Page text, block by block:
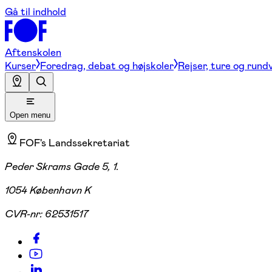
Gå til indhold
Aftenskolen
Kurser Foredrag, debat og højskoler Rejser, ture og
Open menu
FOF's Landssekretariat
Peder Skrams Gade 5, 1.
1054 København K
CVR-nr: 62531517